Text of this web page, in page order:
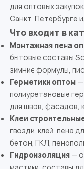
для оптовых
Санкт-Петербурге
Что входит в
Монтажная пена
бытовые составы
зимние формулы,
Герметики оптом—
полиуретановые
для швов, фасадов,
Клеи
гвозди, клей-пена
бетон, ГКЛ,
Гидроизоляция—